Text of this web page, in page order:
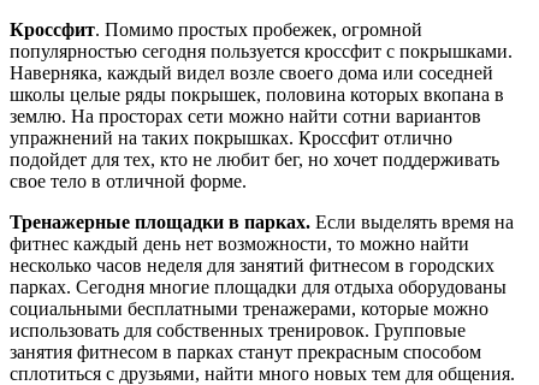
Кроссфит. Помимо простых пробежек, огромной
популярностью сегодня пользуется кроссфит с покрышками.
Наверняка, каждый видел возле своего дома или соседней
школы целые ряды покрышек, половина которых вкопана в
землю. На просторах сети можно найти сотни вариантов
упражнений на таких покрышках. Кроссфит отлично
подойдет для тех, кто не любит бег, но хочет поддерживать
свое тело в отличной форме.
Тренажерные площадки в парках. Если выделять время на
фитнес каждый день нет возможности, то можно найти
несколько часов неделя для занятий фитнесом в городских
парках. Сегодня многие площадки для отдыха оборудованы
социальными бесплатными тренажерами, которые можно
использовать для собственных тренировок. Групповые
занятия фитнесом в парках станут прекрасным способом
сплотиться с друзьями, найти много новых тем для общения.